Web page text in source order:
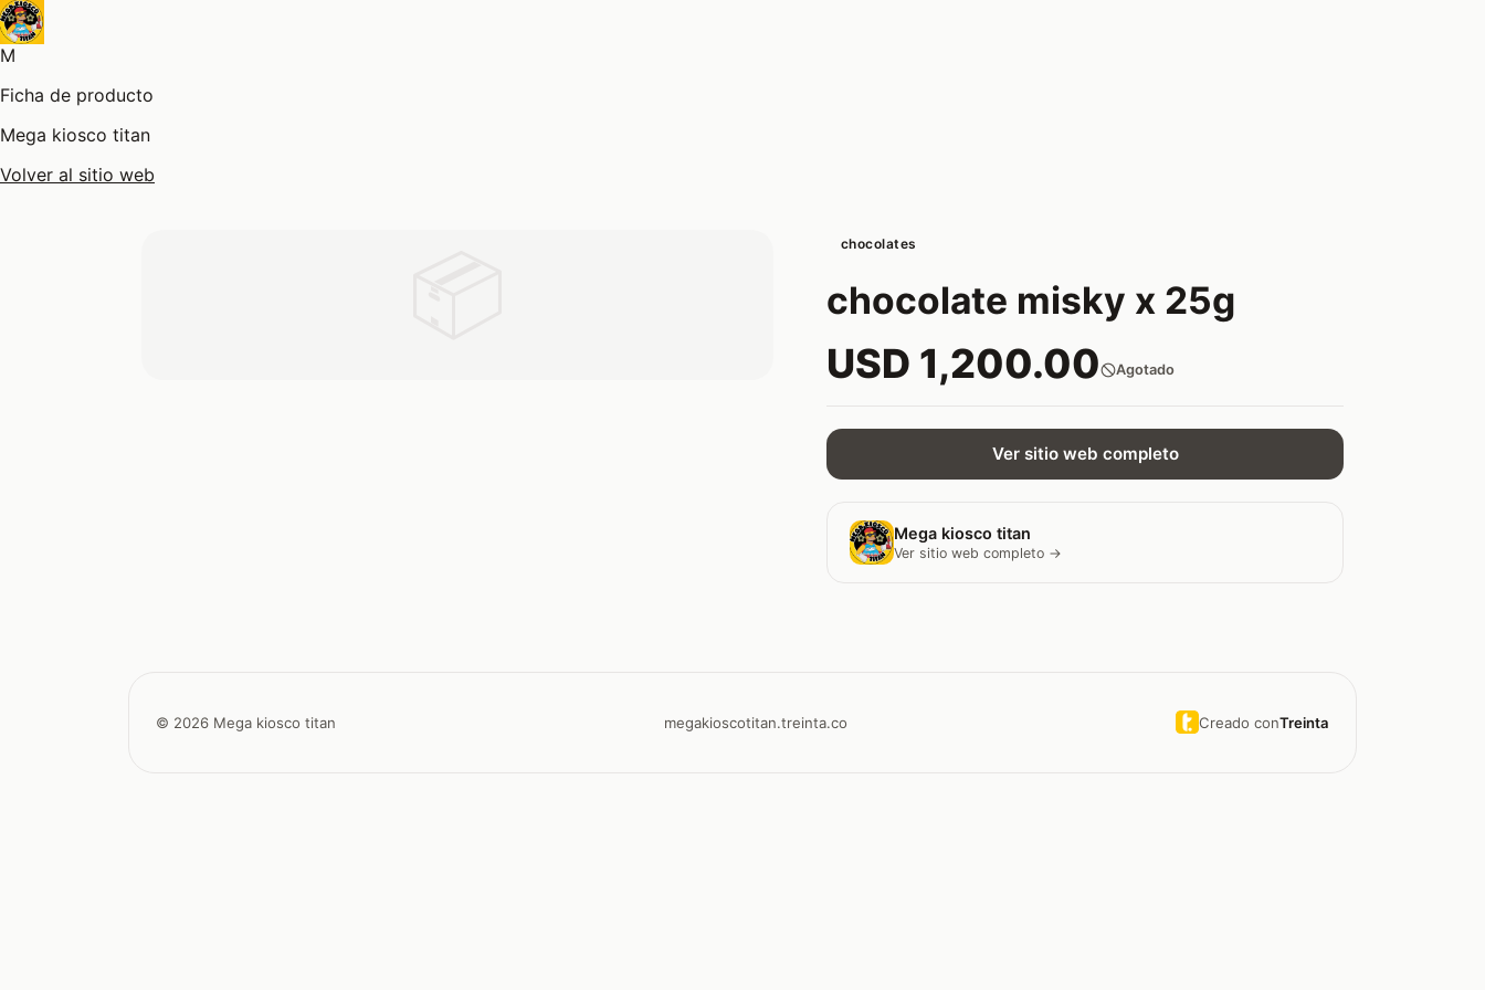
M
Ficha de producto
Mega kiosco titan
Volver al sitio web
chocolates
chocolate misky x 25g
USD 1,200.00 Agotado
Ver sitio web completo
Mega kiosco titan
Ver sitio web completo →
© 2026 Mega kiosco titan megakioscotitan.treinta.co Creado conTreinta